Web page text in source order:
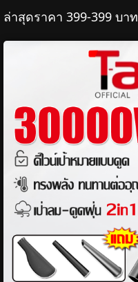
ล่าสุดราคา 399-399 บาท